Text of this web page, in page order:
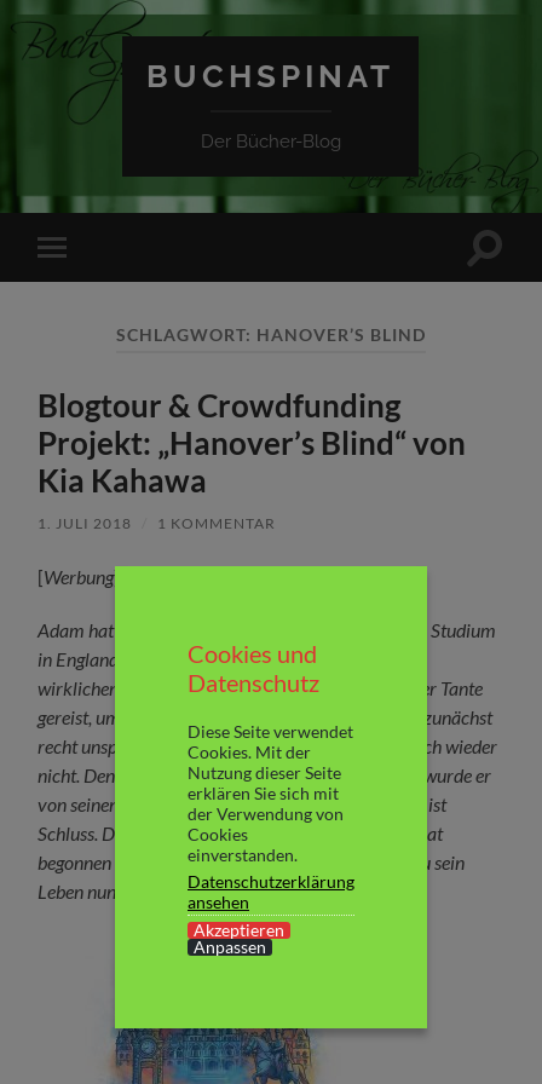
BUCHSPINAT
Der Bücher-Blog
Mobile-
Menü
SCHLAGWORT: HANOVER’S BLIND
Blogtour & Crowdfunding
Projekt: „Hanover’s Blind“ von
Kia Kahawa
1. JULI 2018 1 KOMMENTAR
[Werbung]
Adam hat sein Leben komplett umgekrempelt. Sein Studium
in England hat er geschmissen und ist – ohne einen
wirklichen Plan zu haben – nach Hannover zu seiner Tante
gereist, um dort sein Leben neu zu beginnen. Klingt zunächst
recht unspektakulär, doch so einfach ist es dann doch wieder
nicht. Denn Adam ist blind. Und Zeit seines Lebens wurde er
von seinen Eltern vor Allem beschützt. Doch damit ist
Schluss. Das Abenteuer „selbstbestimmtes Leben“ hat
begonnen und Adam ist gespannt darauf, was genau sein
Leben nun für ihn bereit hält…
Cookies und
Datenschutz
Diese Seite verwendet
Cookies. Mit der
Nutzung dieser Seite
erklären Sie sich mit
der Verwendung von
Cookies
einverstanden.
Datenschutzerklärung
ansehen
Akzeptieren
Anpassen